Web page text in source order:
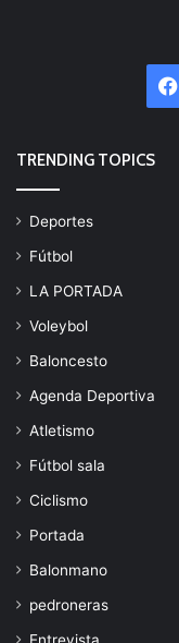
TRENDING TOPICS
Deportes
Fútbol
LA PORTADA
Voleybol
Baloncesto
Agenda Deportiva
Atletismo
Fútbol sala
Ciclismo
Portada
Balonmano
pedroneras
Entrevista